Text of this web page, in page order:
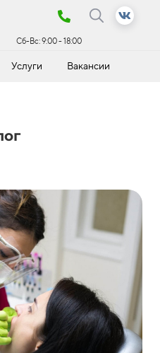
Сб-Вс:9:00 - 18:00
Услуги Вакансии